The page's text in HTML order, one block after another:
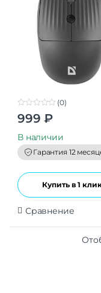
0
o
t
o
f
5
(0)
999 ₽
В наличии
Гарантия 12
Купить в 1
Сравнение